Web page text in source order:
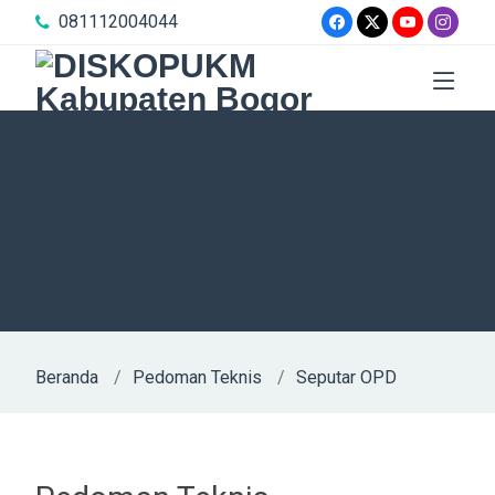
081112004044
Beranda Pedoman Teknis Seputar OPD